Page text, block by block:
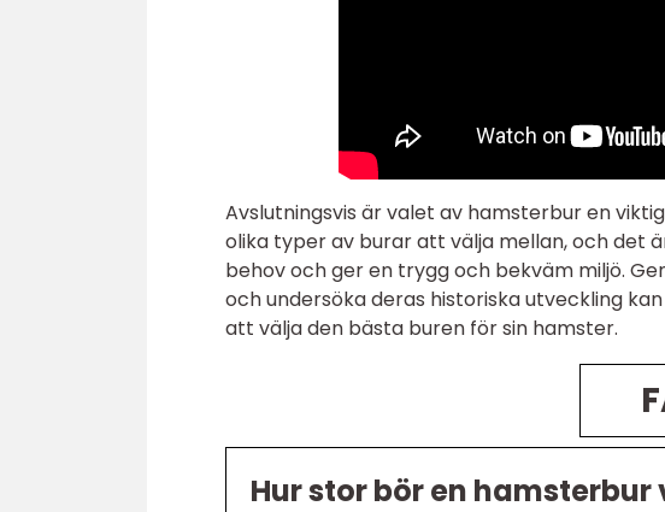
Avslutningsvis är valet av hamsterbur en
olika typer av burar att välja mellan, och det
behov och ger en trygg och bekväm miljö.
och undersöka deras historiska utveckling
att välja den bästa buren för sin hamster.
Hur stor bör en hamsterbur